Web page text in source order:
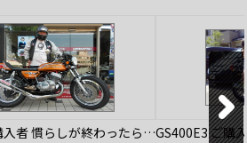
入者慣らしが終わったら…GS400E3ご購